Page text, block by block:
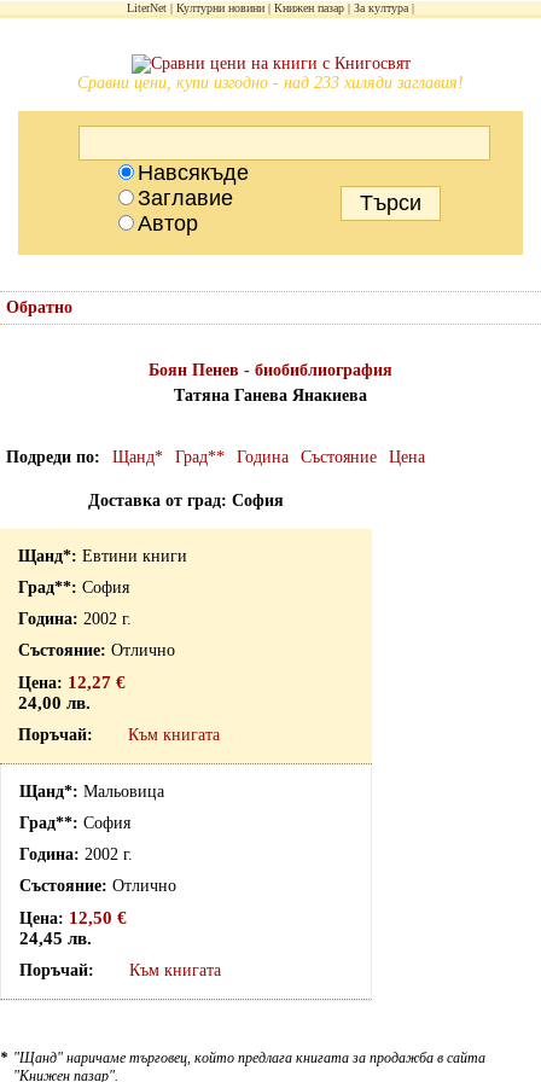
LiterNet Културни новини Книжен пазар За култура
Сравни цени, купи изгодно - над 233 хиляди заглавия!
Навсякъде
Заглавие
Автор
Обратно
Боян Пенев - биобиблиография
Татяна Ганева Янакиева
Подреди по Щанд* Град** Година Състояние Цена
Доставка от град: София
Евтини книги
София
2002 г.
Отлично
12,27 €
24,00 лв.
Към книгата
Мальовица
София
2002 г.
Отлично
12,50 €
24,45 лв.
Към книгата
* "Щанд" наричаме търговец, който предлага книгата за продажба в сайта
"Книжен пазар".